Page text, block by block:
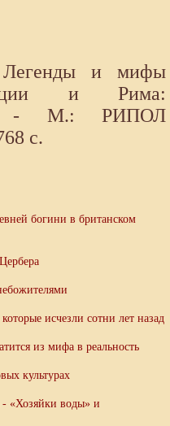
и мифы
и Рима:
- М.: РИПОЛ
с.
богини в британском
исчезли сотни лет назад
из мифа в реальность
культурах
«Хозяйки воды» и